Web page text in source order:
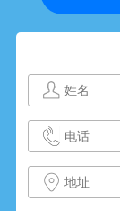
黄**
张**
周**
朱**
李**